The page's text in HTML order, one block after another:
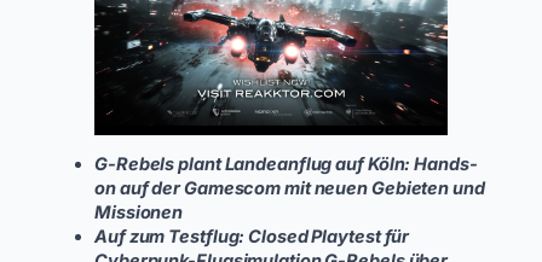
G-Rebels plant Landeanflug auf Köln: Hands-
on auf der Gamescom mit neuen Gebieten und
Missionen
Auf zum Testflug: Closed Playtest für